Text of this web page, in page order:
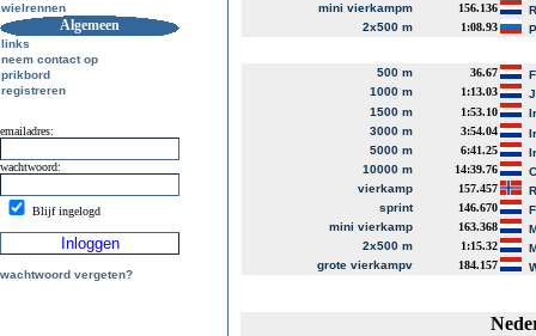
wielrennen
Algemeen
links
neem contact op
prikbord
registreren
emailadres:
wachtwoord:
Blijf ingelogd
wachtwoord vergeten?
mini vierkampm
156.136
2x500 m
1:08.93
500 m 36.67
1000 m
1:13.03
1500 m
1:53.10
3000 m
3:54.04
5000 m
6:41.25
10000 m
14:39.76
vierkamp
157.457
sprint
146.670
mini vierkamp
163.368
2x500 m
1:15.32
grote vierkampv
184.157